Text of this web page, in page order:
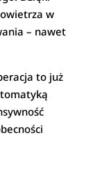
w
– nawet
to już